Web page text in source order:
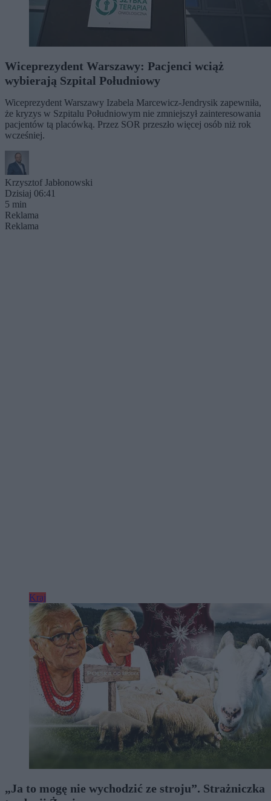
Wiceprezydent Warszawy: Pacjenci wciąż
wybierają Szpital Południowy
Wiceprezydent Warszawy Izabela Marcewicz-Jendrysik zapewniła,
że kryzys w Szpitalu Południowym nie zmniejszył zainteresowania
pacjentów tą placówką. Przez SOR przeszło więcej osób niż rok
wcześniej.
Krzysztof Jabłonowski
Dzisiaj 06:41
5 min
Reklama
Reklama
Kraj
„Ja to mogę nie wychodzić ze stroju”. Strażniczka